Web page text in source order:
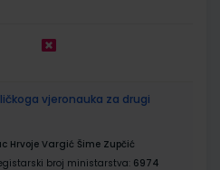
vjeronauka za drugi
Hrvoje Vargić Šime Zupčić
broj ministarstva: 6974